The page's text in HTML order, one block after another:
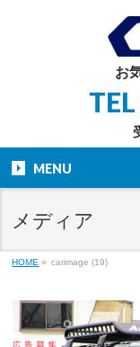
お
TEL
MENU
メディア
HOME » carimage (19)